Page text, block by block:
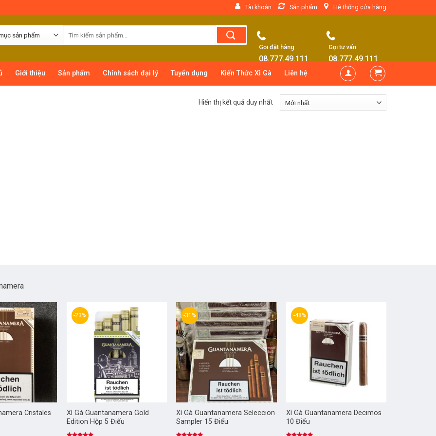
Tài khoản Sản phẩm Hệ thống cửa hàng
Gọi đặt hàng
08.777.49.111
Gọi tư vấn
08.777.49.111
Giới thiệu Sản phẩm Chính sách đại lý Tuyển dụng Kiến Thức Xì Gà Liên hệ
Hiển thị kết quả duy nhất
Cristales
-23%
Xì Gà Guantanamera Gold
Edition Hộp 5 Điếu
-31%
Xì Gà Guantanamera Seleccion
Sampler 15 Điếu
-48%
Xì Gà Guantanamera Decimos
10 Điếu